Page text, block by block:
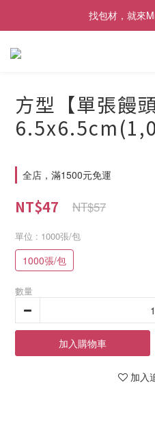
[限時優惠] 即日起登入會員
找包材，就來
[限時優惠] 即日起登入會員
方型【單張饅頭
全店，滿1500元免運
NT$47 NT$57
單位 : 1000張/包
1000張/包
數量
加入購物車
加入